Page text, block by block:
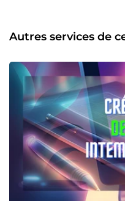
partenariat gagnant-
Votre réussite est mon
👉 Contactez-moi via le
vendeur&quot; pour
meilleure stratégie pour
et le design de logo !
Autres services de